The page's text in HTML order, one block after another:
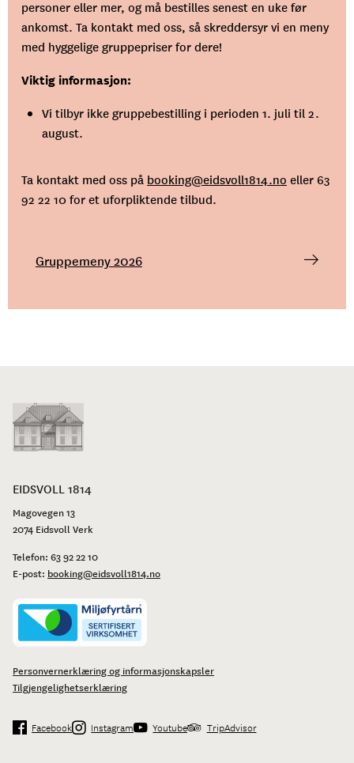
personer eller mer, og må bestilles senest en uke før
ankomst. Ta kontakt med oss, så skreddersyr vi en meny
med hyggelige gruppepriser for dere!
Viktig informasjon:
Vi tilbyr ikke gruppebestilling i perioden 1. juli til 2.
august.
Ta kontakt med oss på booking@eidsvoll1814.no eller 63
92 22 10 for et uforpliktende tilbud.
Gruppemeny 2026
EIDSVOLL 1814
Magovegen 13
2074 Eidsvoll Verk
Telefon: 63 92 22 10
E-post: booking@eidsvoll1814.no
Personvernerklæring og informasjonskapsler
Tilgjengelighetserklæring
Facebook Instagram Youtube TripAdvisor